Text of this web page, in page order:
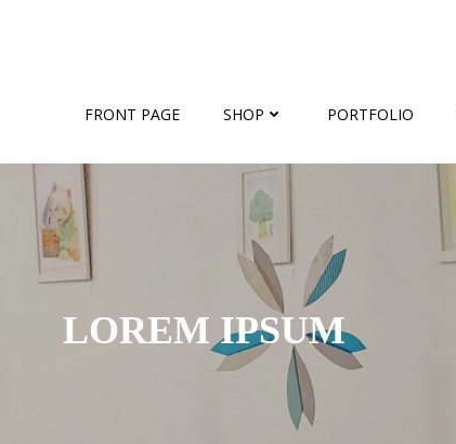
FRONT PAGE SHOP PORTFOLIO
LOREM IPSUM